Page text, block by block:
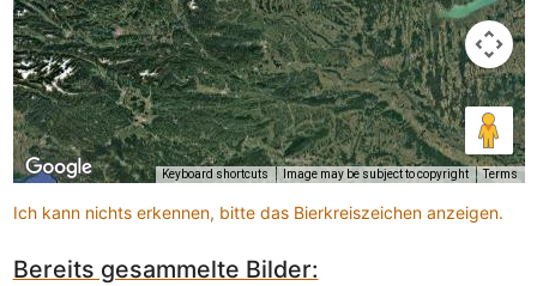
Keyboard shortcuts Image may be subject to copyright Terms
Ich kann nichts erkennen, bitte das Bierkreiszeichen anzeigen.
Bereits gesammelte Bilder: